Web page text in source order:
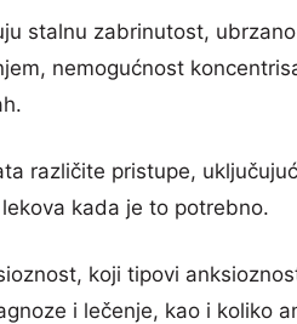
stalnu zabrinutost,
nemogućnost
različite pristupe,
kada je to potrebno.
koji tipovi
i lečenje, kao i koliko